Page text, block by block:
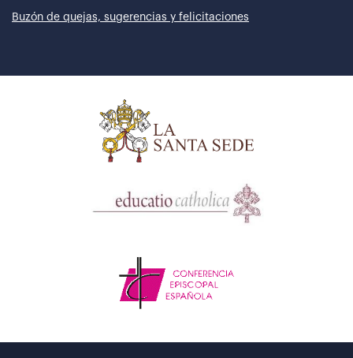
Buzón de quejas, sugerencias y felicitaciones